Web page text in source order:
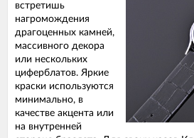
встретишь
нагромождения
драгоценных камней,
массивного декора
или нескольких
циферблатов. Яркие
краски используются
минимально, в
качестве акцента или
на внутренней